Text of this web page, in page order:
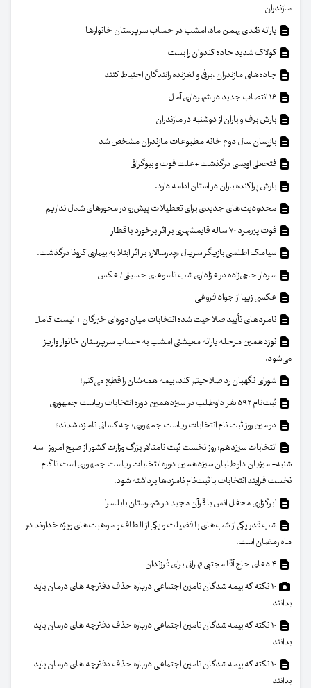
مازندران
یارانه نقدی بهمن ماه، امشب در حساب سرپرستان خانوار‌ها
کولاک شدید جاده کندوان را بست
جاده‌های مازندران ،برفی و لغزنده رانندگان احتیاط کنند
بارش برف و باران از دوشنبه در مازندران
بازرسان سال دوم خانه مطبوعات مازندران مشخص شد
فتحعلی اویسی درگذشت +علت فوت و بیوگرافی
بارش پراکنده باران در استان ادامه دارد.
محدودیت‌های جدیدی برای تعطیلات پیش‌رو در محورهای شمال نداریم
فوت پیرمرد ۷۰ ساله قایمشهری بر اثر برخورد با قطار
سیامک اطلسی بازیگر سریال «پدرسالار» بر اثر ابتلا به بیماری کرونا درگذشت.
سردار حاجی‌زاده در عزاداری شب تاسوعای حسینی/ عکس
عکسی زیبا از جواد فروغی
نامزدهای تأیید صلاحیت شده انتخابات میان‌دوره‌ای خبرگان + لیست کامل
نوزدهمین مرحله یارانه معیشتی امشب به حساب سرپرستان خانوار واریز
می‌شود.
شورای نگهبان رد صلاحیتم کند، بیمه همه‌شان را قطع می‌کنم!
ثبت‌نام ۵۹۲ نفر داوطلب در سیزدهمین دوره انتخابات ریاست جمهوری
دومین روز ثبت نام انتخابات ریاست جمهوری؛ چه کسانی نامزد شدند؟
انتخابات سیزدهم؛ روز نخست ثبت نامتالار بزرگ وزارت کشور از صبح امروز -سه
شنبه- میزبان داوطلبان سیزدهمین دوره انتخابات ریاست جمهوری است تا گام
نخست فرایند انتخابات با ثبت‌نام نامزدها برداشته شود.
"برگزاری محفل انس با قرآن مجید در شهرستان بابلسر"
شب قدر یکی از شب‌های با فضیلت و یکی از الطاف و موهبت‌های ویژه خداوند در
ماه رمضان است.
۱۰ نکته که بیمه شدگان تامین اجتماعی درباره حذف دفترچه های درمان باید
بدانند
۱۰ نکته که بیمه شدگان تامین اجتماعی درباره حذف دفترچه های درمان باید
بدانند
۱۰ نکته که بیمه شدگان تامین اجتماعی درباره حذف دفترچه های درمان باید
بدانند